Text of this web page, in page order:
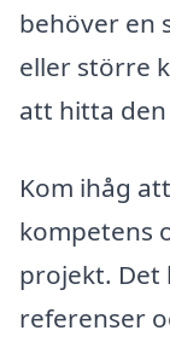
behöver en
eller större
att hitta
Kom ihåg
kompetens
projekt. Det
referenser